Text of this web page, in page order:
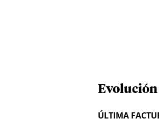
Evolución
ÚLTIMA